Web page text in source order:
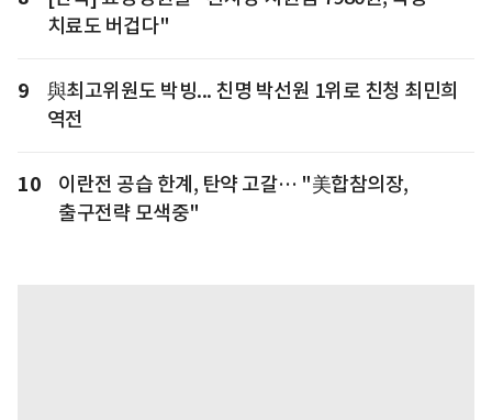
치료도 버겁다"
9
與최고위원도 박빙... 친명 박선원 1위로 친청 최민희
역전
10
이란전 공습 한계, 탄약 고갈… "美합참의장,
출구전략 모색중"